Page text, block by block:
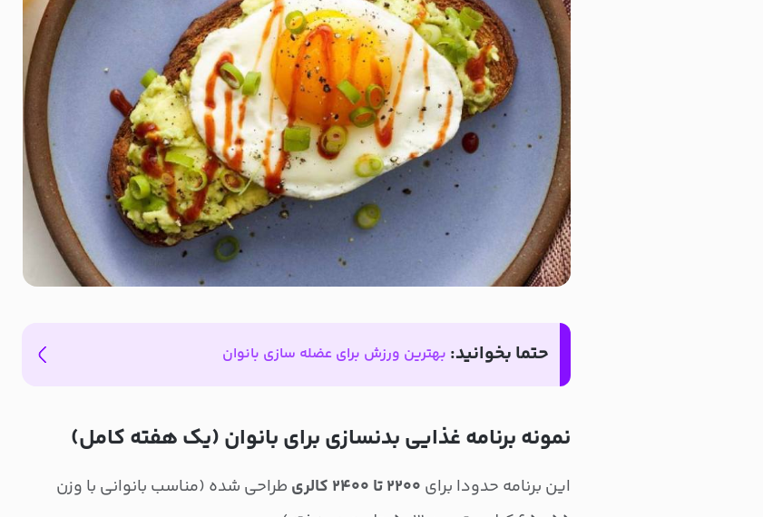
حتما بخوانید: بهترین ورزش برای عضله سازی بانوان
نمونه برنامه غذایی بدنسازی برای بانوان (یک هفته کامل)
این برنامه حدودا برای ۲۲۰۰ تا ۲۴۰۰ کالری
طراحی شده (مناسب بانوانی با وزن